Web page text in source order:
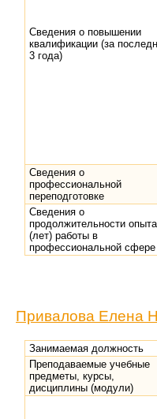
Сведения о повышении
квалификации (за
3 года)
Сведения о
профессиональной
переподготовке
Сведения о
продолжительности опыта
(лет) работы в
профессиональной сфере
Привалова Елена
Занимаемая должность
Преподаваемые учебные
предметы, курсы,
дисциплины (модули)